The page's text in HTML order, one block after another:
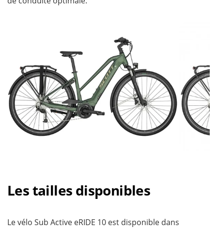
Les tailles disponibles
Le vélo Sub Active eRIDE 10 est disponible dans